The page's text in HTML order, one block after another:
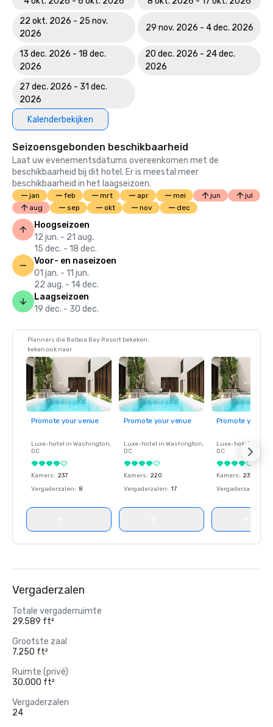
22 okt. 2026 - 25 nov.
2026
29 nov. 2026 - 4 dec. 2026
13 dec. 2026 - 18 dec.
2026
20 dec. 2026 - 24 dec.
2026
27 dec. 2026 - 31 dec.
2026
Kalenderbekijken
Seizoensgebonden beschikbaarheid
Laat uw evenementsdatums overeenkomen met de
beschikbaarheid bij dit hotel. Er is meestal meer
beschikbaarheid in het laagseizoen.
jan feb mrt apr mei jun
jul
aug
sep okt nov dec
Hoogseizoen
12 jun. - 21 aug.
15 dec. - 18 dec.
Voor- en naseizoen
01 jan. - 11 jun.
22 aug. - 14 dec.
Laagseizoen
19 dec. - 30 dec.
Planners die Balboa Bay Resort bekeken,
keken ook naar
Promote your venue
Luxe-hotel in Washington,
DC
Kamers: 237
Vergaderzalen: 8
Promote your venue
Luxe-hotel in Washington,
DC
Kamers: 220
Vergaderzalen: 17
Promote your
Luxe-hotel in
DC
Kamers: 237
Vergaderzalen
Vergaderzalen
Totale vergaderruimte
29.589 ft²
Grootste zaal
7.250 ft²
Ruimte (privé)
30.000 ft²
Vergaderzalen
24